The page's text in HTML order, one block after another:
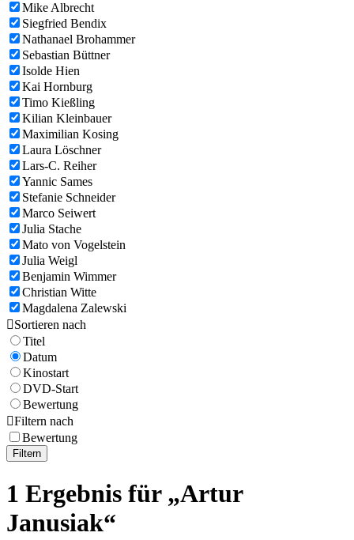
Mike Albrecht
Siegfried Bendix
Nathanael Brohammer
Sebastian Büttner
Isolde Hien
Kai Hornburg
Timo Kießling
Kilian Kleinbauer
Maximilian Kosing
Laura Löschner
Lars-C. Reiher
Yannic Sames
Stefanie Schneider
Marco Seiwert
Julia Stache
Mato von Vogelstein
Julia Weigl
Benjamin Wimmer
Christian Witte
Magdalena Zalewski
Sortieren nach
Titel
Datum
Kinostart
DVD-Start
Bewertung
Filtern nach
Bewertung
Filtern
1 Ergebnis für „Artur
Janusiak“